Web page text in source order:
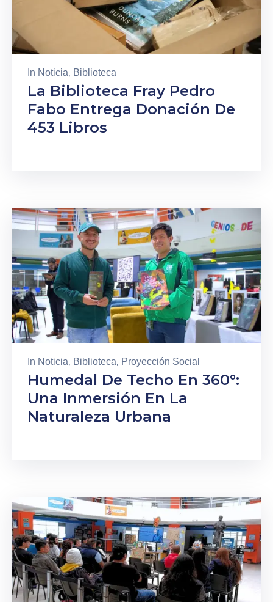
In Noticia‚ Biblioteca
La Biblioteca Fray Pedro
Fabo Entrega Donación De
453 Libros
In Noticia‚ Biblioteca‚ Proyección Social
Humedal De Techo En 360°:
Una Inmersión En La
Naturaleza Urbana